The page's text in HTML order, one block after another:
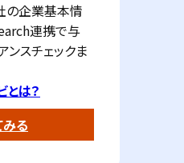
の企業基本情
連携で与
ンスチェックま
は？
みる